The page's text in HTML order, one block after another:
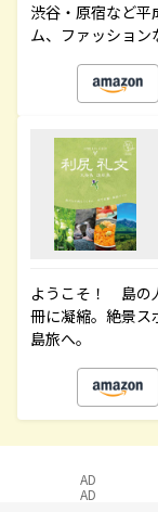
渋谷・原宿など
ム、ファッション
ようこそ！ 島の
冊に凝縮。絶景ス
島旅へ。
AD
AD